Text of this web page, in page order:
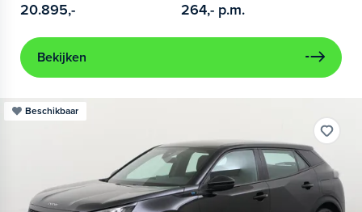
20.895,- 264,- p.m.
Bekijken
Beschikbaar